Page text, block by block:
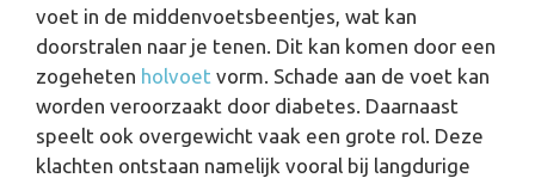
voet in de middenvoetsbeentjes, wat kan
doorstralen naar je tenen. Dit kan komen door een
zogeheten holvoet vorm. Schade aan de voet kan
worden veroorzaakt door diabetes. Daarnaast
speelt ook overgewicht vaak een grote rol. Deze
klachten ontstaan namelijk vooral bij langdurige